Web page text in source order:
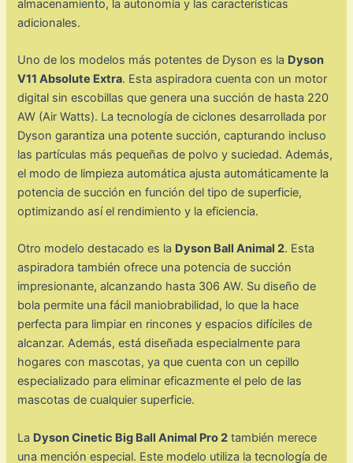
almacenamiento, la autonomía y las características
adicionales.
Uno de los modelos más potentes de Dyson es la Dyson
V11 Absolute Extra. Esta aspiradora cuenta con un motor
digital sin escobillas que genera una succión de hasta 220
AW (Air Watts). La tecnología de ciclones desarrollada por
Dyson garantiza una potente succión, capturando incluso
las partículas más pequeñas de polvo y suciedad. Además,
el modo de limpieza automática ajusta automáticamente la
potencia de succión en función del tipo de superficie,
optimizando así el rendimiento y la eficiencia.
Otro modelo destacado es la Dyson Ball Animal 2. Esta
aspiradora también ofrece una potencia de succión
impresionante, alcanzando hasta 306 AW. Su diseño de
bola permite una fácil maniobrabilidad, lo que la hace
perfecta para limpiar en rincones y espacios difíciles de
alcanzar. Además, está diseñada especialmente para
hogares con mascotas, ya que cuenta con un cepillo
especializado para eliminar eficazmente el pelo de las
mascotas de cualquier superficie.
La Dyson Cinetic Big Ball Animal Pro 2 también merece
una mención especial. Este modelo utiliza la tecnología de